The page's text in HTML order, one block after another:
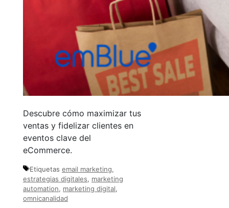
Descubre cómo maximizar tus
ventas y fidelizar clientes en
eventos clave del
eCommerce.
Etiquetas email marketing,
estrategias digitales, marketing
automation, marketing digital,
omnicanalidad